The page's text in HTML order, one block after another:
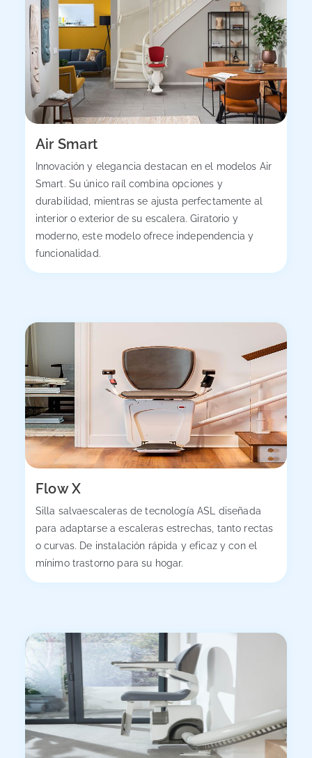
Air Smart
Innovación y elegancia destacan en el modelos Air
Smart. Su único raíl combina opciones y
durabilidad, mientras se ajusta perfectamente al
interior o exterior de su escalera. Giratorio y
moderno, este modelo ofrece independencia y
funcionalidad.
Flow X
Silla salvaescaleras de tecnología ASL diseñada
para adaptarse a escaleras estrechas, tanto rectas
o curvas. De instalación rápida y eficaz y con el
mínimo trastorno para su hogar.